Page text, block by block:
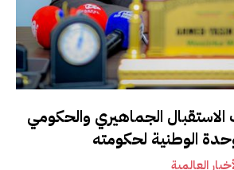
الاستقبال الجماهيري والحكومي
الوطنية لحكومته
العالمية